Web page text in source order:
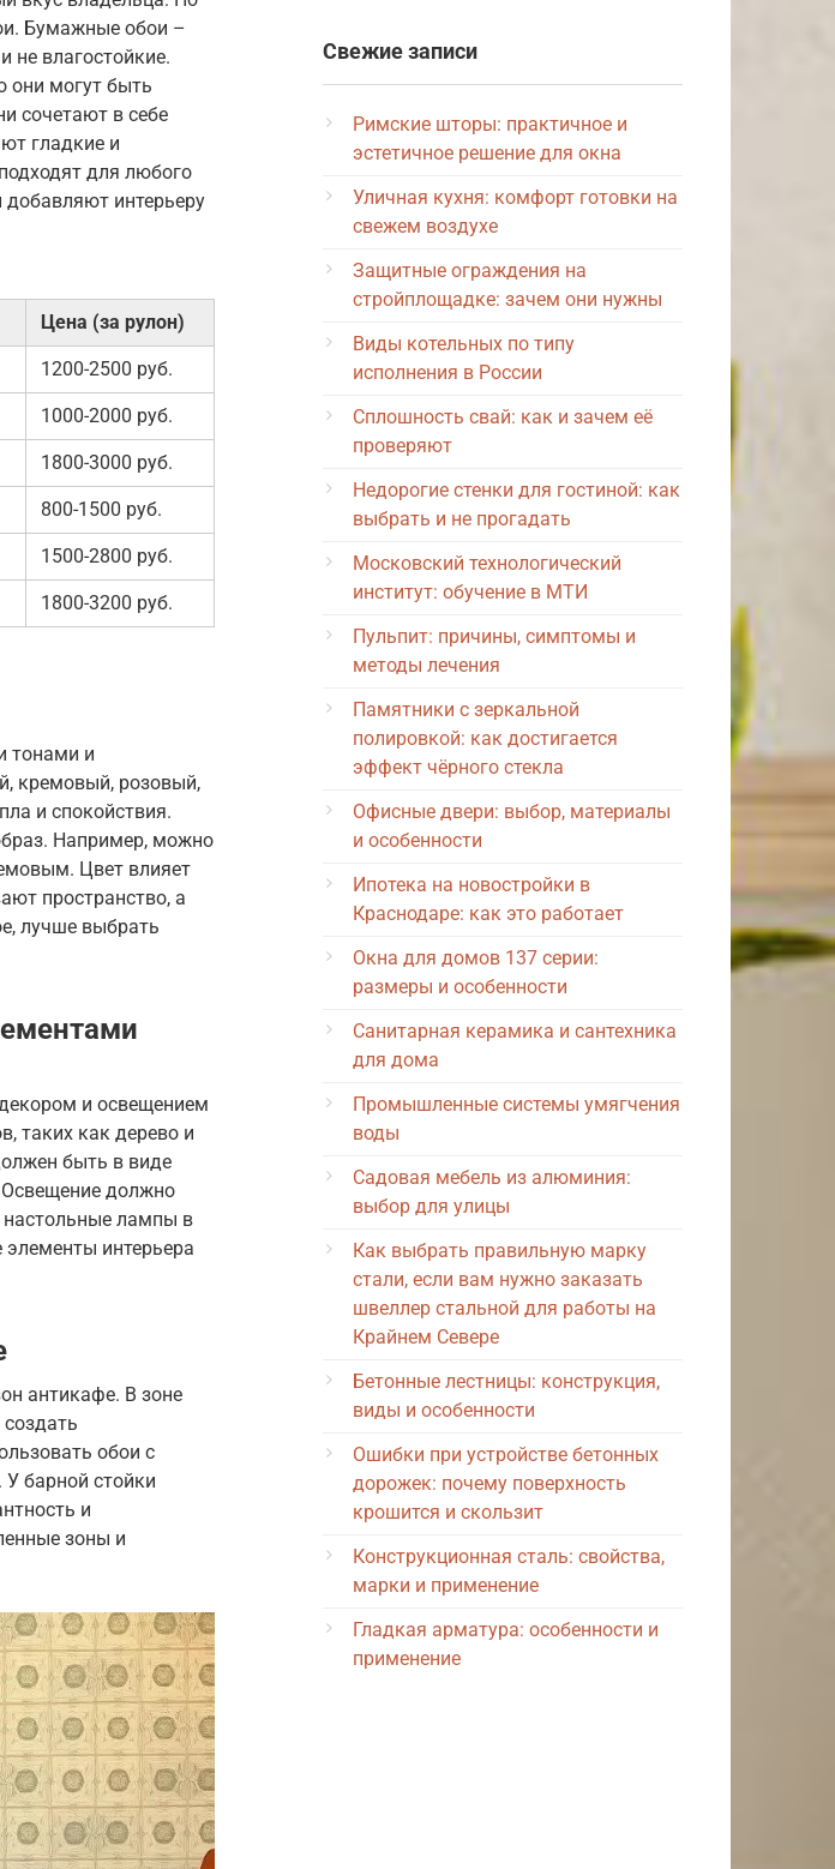
Бумажные обои –
не влагостойкие.
они могут быть
сочетают в себе
гладкие и
для любого
добавляют интерьеру
Цена (за рулон)
1200-2500 руб.
1000-2000 руб.
1800-3000 руб.
800-1500 руб.
1500-2800 руб.
1800-3200 руб.
тонами и
кремовый, розовый,
и спокойствия.
Например, можно
Цвет влияет
пространство, а
лучше выбрать
и освещением
таких как дерево и
быть в виде
Освещение должно
лампы в
интерьера
антикафе. В зоне
обои с
барной стойки
и
зоны и
Свежие записи
Римские шторы: практичное и
эстетичное решение для окна
Уличная кухня: комфорт готовки на
свежем воздухе
Защитные ограждения на
стройплощадке: зачем они нужны
Виды котельных по типу
исполнения в России
Сплошность свай: как и зачем её
проверяют
Недорогие стенки для гостиной: как
выбрать и не прогадать
Московский технологический
институт: обучение в МТИ
Пульпит: причины, симптомы и
методы лечения
Памятники с зеркальной
полировкой: как достигается
эффект чёрного стекла
Офисные двери: выбор, материалы
и особенности
Ипотека на новостройки в
Краснодаре: как это работает
Окна для домов 137 серии:
размеры и особенности
Санитарная керамика и сантехника
для дома
Промышленные системы умягчения
воды
Садовая мебель из алюминия:
выбор для улицы
Как выбрать правильную марку
стали, если вам нужно заказать
швеллер стальной для работы на
Крайнем Севере
Бетонные лестницы: конструкция,
виды и особенности
Ошибки при устройстве бетонных
дорожек: почему поверхность
крошится и скользит
Конструкционная сталь: свойства,
марки и применение
Гладкая арматура: особенности и
применение